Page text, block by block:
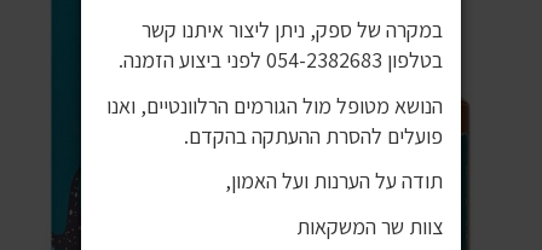
במקרה של ספק, ניתן ליצור איתנו קשר
בטלפון 054-2382683 לפני ביצוע הזמנה.
הנושא מטופל מול הגורמים הרלוונטיים, ואנו
פועלים להסרת ההעתקה בהקדם.
תודה על הערנות ועל האמון,
צוות שר המשקאות